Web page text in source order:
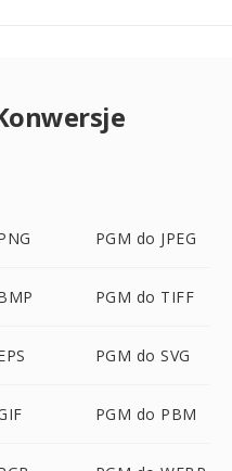
PGM do JPEG
PGM do TIFF
PGM do SVG
PGM do PBM